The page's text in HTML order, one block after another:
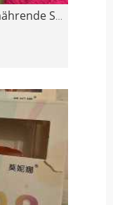
Garnier UltraDoux intensiv nährende Spülung (1/3 v